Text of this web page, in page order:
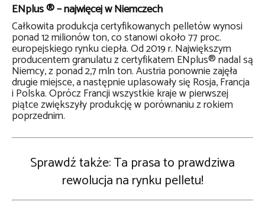
ENplus ® – najwięcej w Niemczech
Całkowita produkcja certyfikowanych pelletów wynosi
ponad 12 milionów ton, co stanowi około 77 proc.
europejskiego rynku ciepła. Od 2019 r. Największym
producentem granulatu z certyfikatem ENplus® nadal są
Niemcy, z ponad 2,7 mln ton. Austria ponownie zajęła
drugie miejsce, a następnie uplasowały się Rosja, Francja
i Polska. Oprócz Francji wszystkie kraje w pierwszej
piątce zwiększyły produkcję w porównaniu z rokiem
poprzednim.
Sprawdź także:Ta prasa to prawdziwa
rewolucja na rynku pelletu!